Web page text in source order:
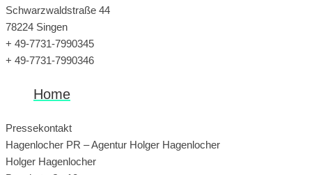
Schwarzwaldstraße 44
78224 Singen
+ 49-7731-7990345
+ 49-7731-7990346
Home
Pressekontakt
Hagenlocher PR – Agentur Holger Hagenlocher
Holger Hagenlocher